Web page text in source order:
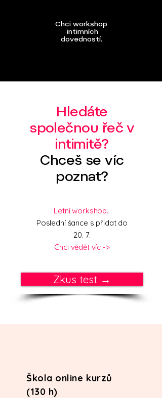
Chci workshop
intimních
dovedností.
Hledáte
společnou řeč v
intimitě?
Chceš se víc
poznat?
Letní workshop.
Poslední šance s přidat do
20. 7.
Chci vědět víc ->
Zkus test →
Škola online kurzů
(130 h)